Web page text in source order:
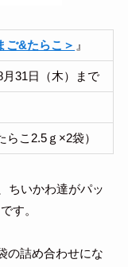
ご&たらこ＞ 』
31日（木）まで
こ2.5ｇ×2袋）
ちいかわ達がパッ
す。
の詰め合わせにな